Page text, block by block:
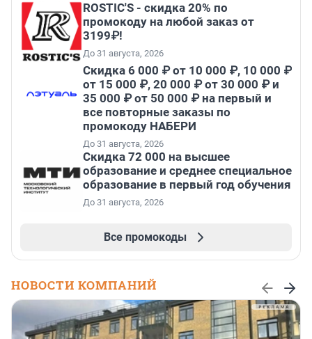
ROSTIC'S - скидка 20% по
промокоду на любой заказ от
3199₽!
До 31 августа, 2026
Скидка 6 000 ₽ от 10 000 ₽, 10 000 ₽
от 15 000 ₽, 20 000 ₽ от 30 000 ₽ и
35 000 ₽ от 50 000 ₽ на первый и
все повторные заказы по
промокоду НАБЕРИ
До 31 августа, 2026
Скидка 72 000 на высшее
образование и среднее специальное
образование в первый год обучения
До 31 августа, 2026
Все промокоды
НОВОСТИ КОМПАНИЙ